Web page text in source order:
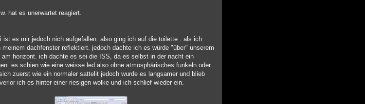
hat es unerwartet reagiert.
es mir jedoch nich aufgefallen. also ging ich auf die toilette . als ich
dachfenster reflektiert. jedoch dachte ich es würde "über" unserem
horizont. ich dachte es sei die ISS, da es selbst in der nacht ein
es schien wie eine weisse led also ohne atmosphärisches funkeln oder
zuerst wie ein normaler sattelit jedoch wurde es langsamer und blieb
ich es hinter einer riesigen wolke und ich schlief wieder ein.